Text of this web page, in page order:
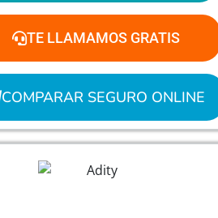
TE LLAMAMOS GRATIS
COMPARAR SEGURO ONLINE